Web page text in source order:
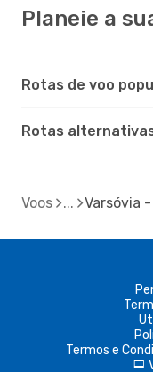
Planeie a
Rotas de voo
Rotas
Voos Varsóvia
Termos e
d